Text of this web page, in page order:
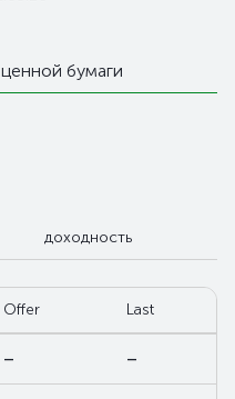
бумаги
доходность
Offer Last
– –